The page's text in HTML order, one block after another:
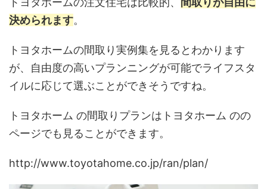
決められます。
トヨタホームの間取り実例集を見るとわかります
が、 自由度の高いプランニングが可能でライフスタ
イルに応じて選ぶことができそうですね。
トヨタホーム の間取りプランはトヨタホーム のの
ページでも見ることができます。
http://www.toyotahome.co.jp/ran/plan/